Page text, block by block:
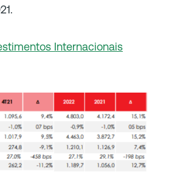
Internacionais